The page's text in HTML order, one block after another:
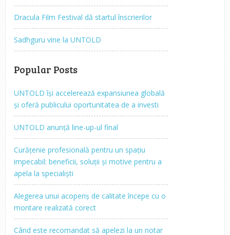
Dracula Film Festival dă startul înscrierilor
Sadhguru vine la UNTOLD
Popular Posts
UNTOLD își accelerează expansiunea globală
și oferă publicului oportunitatea de a investi
UNTOLD anunță line-up-ul final
Curățenie profesională pentru un spațiu
impecabil: beneficii, soluții și motive pentru a
apela la specialiști
Alegerea unui acoperiș de calitate începe cu o
montare realizată corect
Când este recomandat să apelezi la un notar